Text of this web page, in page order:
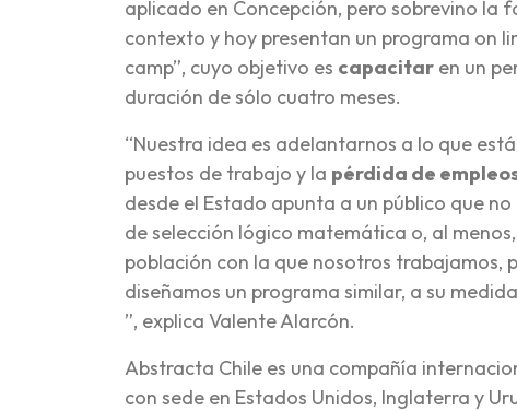
aplicado en Concepción, pero sobrevino la
contexto y hoy presentan un programa on
camp”, cuyo objetivo es capacitar en un
duración de sólo cuatro meses.
“Nuestra idea es adelantarnos a lo que
puestos de trabajo y la pérdida de
desde el Estado apunta a un público que
de selección lógico matemática o, al
población con la que nosotros trabajamos,
diseñamos un programa similar, a su
”, explica Valente Alarcón.
Abstracta Chile es una compañía
con sede en Estados Unidos, Inglaterra y